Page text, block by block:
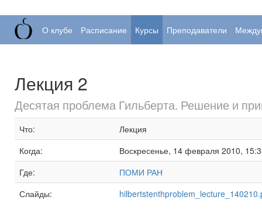
О клубе Расписание Курсы Преподаватели
Лекция 2
Десятая проблема Гильберта. Решение и
Что:
Лекция
Когда:
Воскресенье, 14 февраля 2010,
Где:
ПОМИ РАН
Слайды: